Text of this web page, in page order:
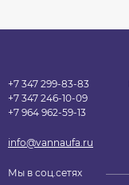
+7 347 299-83-83
+7 347 246-10-09
+7 964 962-59-13
info@vannaufa.ru
Мы в соц.сетях